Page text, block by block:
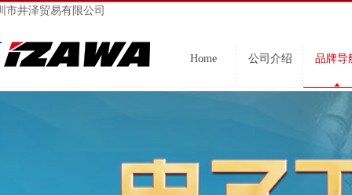
市井泽贸易有限公司
Home 公司介绍 品牌导